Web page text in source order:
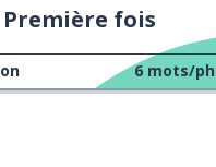
Première fois
6 mots/